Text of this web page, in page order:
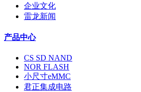
企业文化
雷龙新闻
产品中心
CS SD NAND
NOR FLASH
小尺寸eMMC
君正集成电路